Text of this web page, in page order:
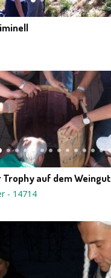
Trophy auf dem Weingut
- 14714